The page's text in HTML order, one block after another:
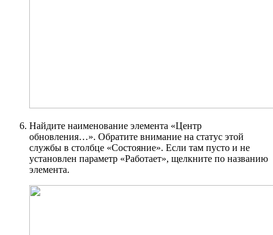
Найдите наименование элемента «Центр
обновления…». Обратите внимание на статус этой
службы в столбце «Состояние». Если там пусто и не
установлен параметр «Работает», щелкните по названию
элемента.